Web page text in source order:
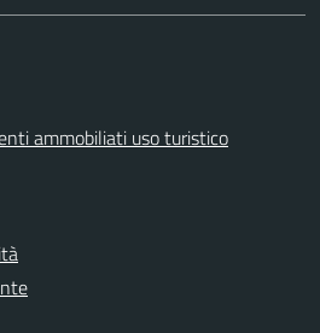
ammobiliati uso turistico